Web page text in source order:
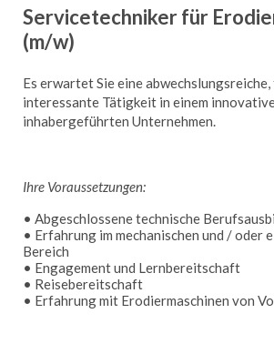
Servicetechniker für
(m/w)
Es erwartet Sie eine abwechslungsreiche,
interessante Tätigkeit in einem
inhabergeführten Unternehmen.
Ihre Voraussetzungen:
• Abgeschlossene technische
• Erfahrung im mechanischen und / oder
Bereich
• Engagement und Lernbereitschaft
• Reisebereitschaft
• Erfahrung mit Erodiermaschinen von